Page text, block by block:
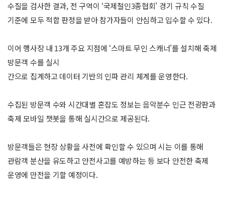
수질을 검사한 결과, 전 구역이 ‘국제철인3종협회’ 경기 규칙 수질
기준에 모두 적합 판정을 받아 참가자들이 안심하고 입수할 수 있다.
이어 행사장 내 13개 주요 지점에 ‘스마트 무인 스캐너’를 설치해 축제
방문객 수를 실시
간으로 집계하고 데이터 기반의 인파 관리 체계를 운영한다.
수집된 방문객 수와 시간대별 혼잡도 정보는 음악분수 인근 전광판과
축제 모바일 챗봇을 통해 실시간으로 제공된다.
방문객들은 현장 상황을 사전에 확인할 수 있으며 시는 이를 통해
관람객 분산을 유도하고 안전사고를 예방하는 등 보다 안전한 축제
운영에 만전을 기할 예정이다.